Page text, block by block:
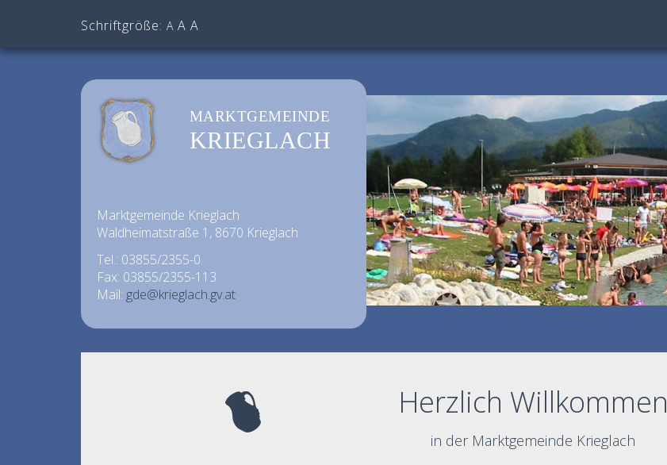
Schriftgröße: A A A
MARKTGEMEINDE
KRIEGLACH
Marktgemeinde Krieglach
Waldheimatstraße 1, 8670 Krieglach
Tel.: 03855/2355-0
Fax: 03855/2355-113
Mail: gde@krieglach.gv.at
Herzlich Willkommen
in der Marktgemeinde Krieglach